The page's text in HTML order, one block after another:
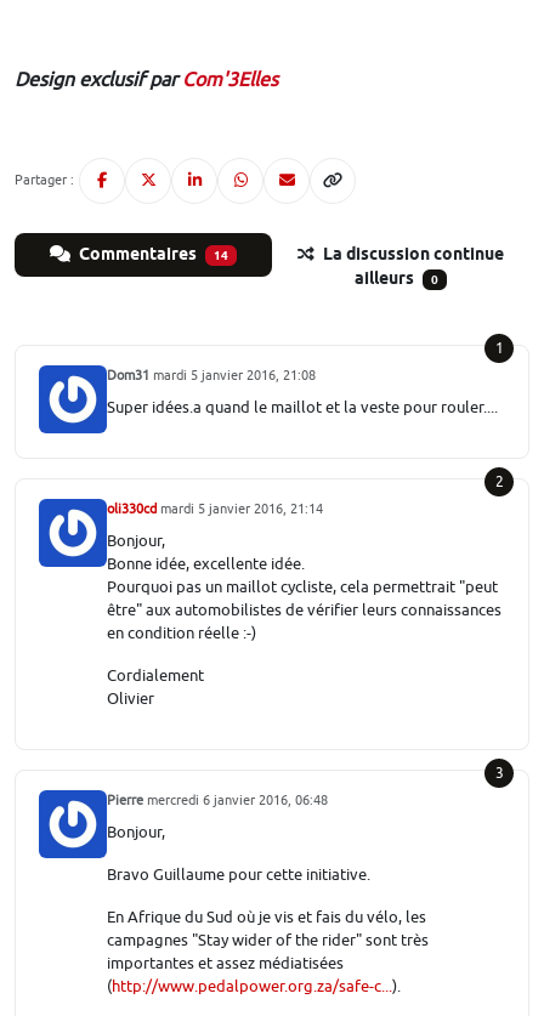
Design exclusif parCom'3Elles
Partager :
Commentaires 14
La discussion continue
ailleurs
0
1
Dom31 mardi 5 janvier 2016, 21:08
Super idées.a quand le maillot et la veste pour rouler....
2
oli330cd mardi 5 janvier 2016, 21:14
Bonjour,
Bonne idée, excellente idée.
Pourquoi pas un maillot cycliste, cela permettrait "peut
être" aux automobilistes de vérifier leurs connaissances
en condition réelle :-)
Cordialement
Olivier
3
Pierre mercredi 6 janvier 2016, 06:48
Bonjour,
Bravo Guillaume pour cette initiative.
En Afrique du Sud où je vis et fais du vélo, les
campagnes "Stay wider of the rider" sont très
importantes et assez médiatisées
(http://www.pedalpower.org.za/safe-c...).